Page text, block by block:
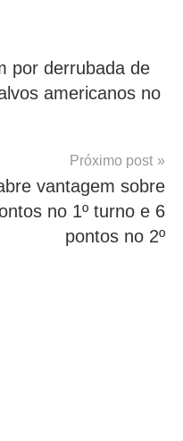
por derrubada de
americanos no
Próximo post
vantagem sobre
no 1º turno e 6
pontos no 2º